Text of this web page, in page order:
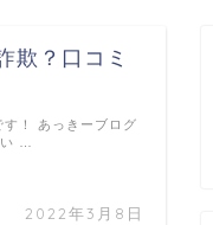
欺？口コミ
2022年3月8日
！ あっきーブログ
…